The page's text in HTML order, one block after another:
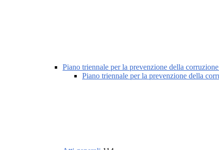
Piano triennale per la prevenzione della
Piano triennale per la prevenzione della